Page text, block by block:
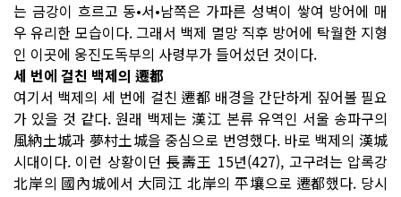
는 금강이 흐르고 동•서•남쪽은 가파른 성벽이 쌓여 방어에 매
우 유리한 모습이다. 그래서 백제 멸망 직후 방어에 탁월한 지형
인 이곳에 웅진도독부의 사령부가 들어섰던 것이다.
세 번에 걸친 백제의 遷都
여기서 백제의 세 번에 걸친 遷都 배경을 간단하게 짚어볼 필요
가 있을 것 같다. 원래 백제는 漢江 본류 유역인 서울 송파구의
風納土城과 夢村土城을 중심으로 번영했다. 바로 백제의 漢城
시대이다. 이런 상황이던 長壽王 15년(427), 고구려는 압록강
北岸의 國內城에서 大同江 北岸의 平壤으로 遷都했다. 당시